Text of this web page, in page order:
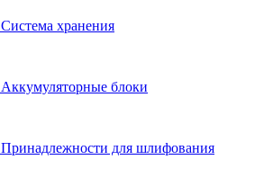
Система хранения
Аккумуляторные блоки
Принадлежности для шлифования